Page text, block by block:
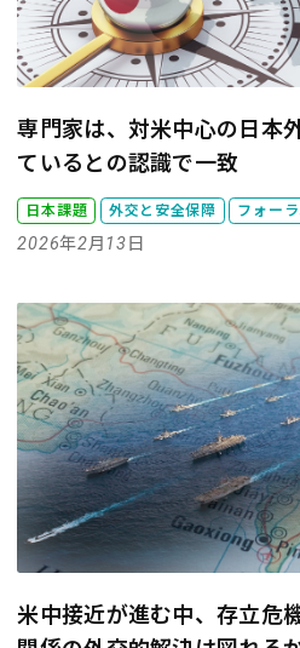
専門家は、対米中心の日本
ているとの認識で一致
日本課題 外交と安全保障 フォー
2026年2月13日
米中接近が進む中、存立危